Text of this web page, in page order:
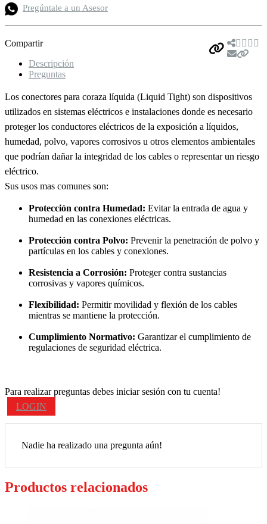
Pregúntale a un Asesor
Compartir
Descripción
Preguntas
Los conectores para coraza líquida (Liquid Tight) son dispositivos
utilizados en sistemas eléctricos e instalaciones donde es necesario
proteger los conductores eléctricos de la exposición a líquidos,
humedad, polvo, vapores corrosivos u otros elementos ambientales
que podrían dañar la integridad de los cables o representar un riesgo
eléctrico.
Sus usos mas comunes son:
Protección contra Humedad: Evitar la entrada de agua y
humedad en las conexiones eléctricas.
Protección contra Polvo: Prevenir la penetración de polvo y
partículas en los cables y conexiones.
Resistencia a Corrosión: Proteger contra sustancias
corrosivas y vapores químicos.
Flexibilidad: Permitir movilidad y flexión de los cables
mientras se mantiene la protección.
Cumplimiento Normativo: Garantizar el cumplimiento de
regulaciones de seguridad eléctrica.
Para realizar preguntas debes iniciar sesión con tu cuenta!
LOGIN
Nadie ha realizado una pregunta aún!
Productos relacionados